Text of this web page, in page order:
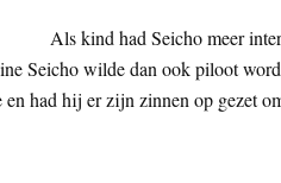
Als kind had Seicho meer
Seicho wilde dan ook piloot
en had hij er zijn zinnen op gezet